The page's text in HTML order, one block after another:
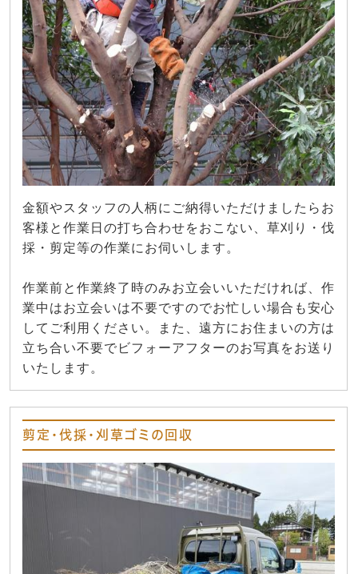
金額やスタッフの人柄にご納得いただけましたらお
客様と作業日の打ち合わせをおこない、草刈り・伐
採・剪定等の作業にお伺いします。
作業前と作業終了時のみお立会いいただければ、作
業中はお立会いは不要ですのでお忙しい場合も安心
してご利用ください。また、遠方にお住まいの方は
立ち合い不要でビフォーアフターのお写真をお送り
いたします。
剪定・伐採・刈草ゴミの回収